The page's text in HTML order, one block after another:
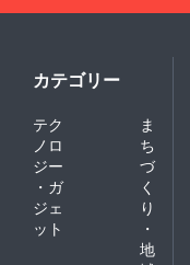
カテゴリー
テク
ノロ
ジー
・ガ
ジェ
ット
ま
ち
づ
く
り
・
地